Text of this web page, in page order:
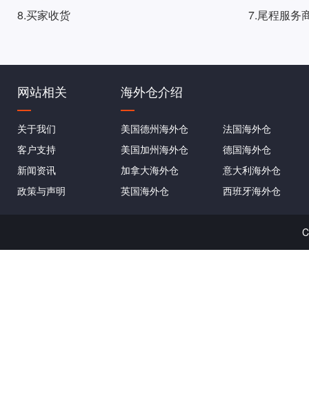
8.买家收货 7.尾程服务
网站相关
关于我们
客户支持
新闻资讯
政策与声明
海外仓介绍
美国德州海外仓
美国加州海外仓
加拿大海外仓
英国海外仓
法国海外仓
德国海外仓
意大利海外仓
西班牙海外仓